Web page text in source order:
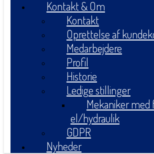
Kontakt & Om
Kontakt
Oprettelse af
Medarbejdere
Profil
Historie
Ledige stillinger
Mekaniker med
el/hydraulik
GDPR
Nyheder